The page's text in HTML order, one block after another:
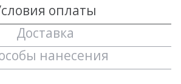
оплаты
Доставка
нанесения